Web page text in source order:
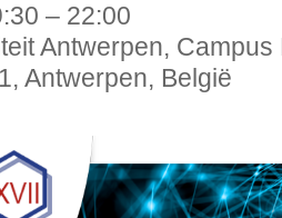
– 22:00
Antwerpen, Campus
Antwerpen, België